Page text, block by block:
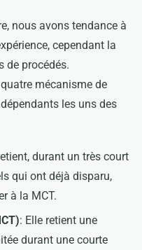
nous avons tendance à
cependant la
de procédés.
mécanisme de
les uns des
durant un très court
qui ont déjà disparu,
à la MCT.
: Elle retient une
durant une courte